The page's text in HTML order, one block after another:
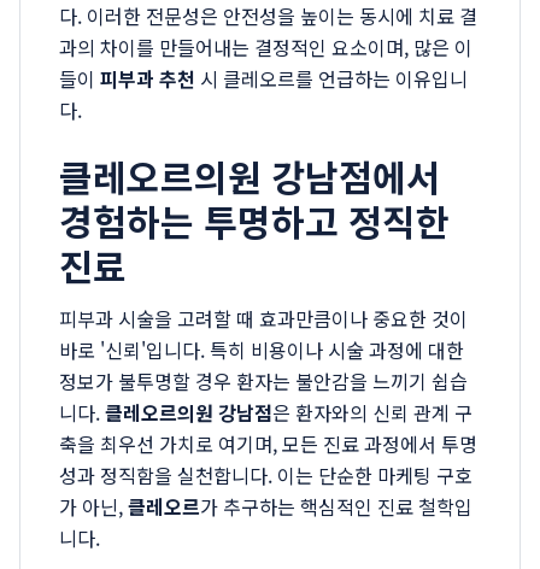
다. 이러한 전문성은 안전성을 높이는 동시에 치료 결
과의 차이를 만들어내는 결정적인 요소이며, 많은 이
들이 피부과 추천 시 클레오르를 언급하는 이유입니
다.
클레오르의원 강남점에서
경험하는 투명하고 정직한
진료
피부과 시술을 고려할 때 효과만큼이나 중요한 것이
바로 '신뢰'입니다. 특히 비용이나 시술 과정에 대한
정보가 불투명할 경우 환자는 불안감을 느끼기 쉽습
니다.클레오르의원 강남점은 환자와의 신뢰 관계 구
축을 최우선 가치로 여기며, 모든 진료 과정에서 투명
성과 정직함을 실천합니다. 이는 단순한 마케팅 구호
가 아닌,클레오르가 추구하는 핵심적인 진료 철학입
니다.